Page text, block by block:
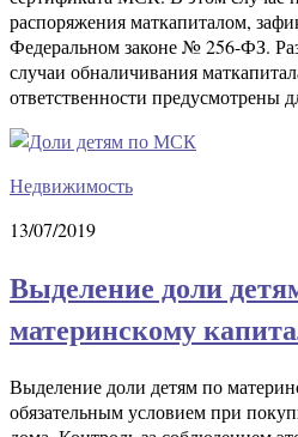
распоряжения маткапиталом,
Федеральном законе № 256-ФЗ.
случаи обналичивания
ответственности предусмотрены
Недвижимость
13/07/2019
Выделение доли
материнскому
Выделение доли детям по
обязательным условием при